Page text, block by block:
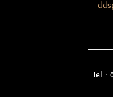
Tel :